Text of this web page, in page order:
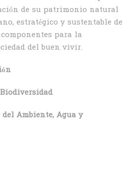
de su patrimonio natural
estratégico y sustentable de
para la
del buen vivir.
Ambiente, Agua y